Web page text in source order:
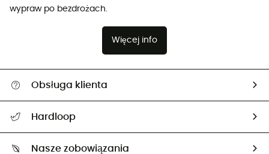
wypraw po bezdrożach.
Więcej info
Obsługa klienta
Śledzenie przesyłki
Zwrot artykułów i zwrot środków
Hardloop
Nasze zobowiązania